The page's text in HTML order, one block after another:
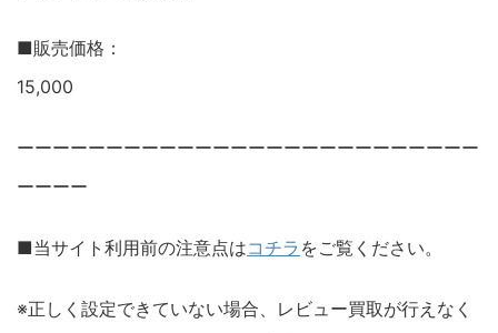
■販売価格：
15,000
ーーーーーーーーーーーーーーーーーーーーーーーーーー
ーーーー
■当サイト利用前の注意点はコチラ をご覧ください。
※正しく設定できていない場合、レビュー買取が行えなく